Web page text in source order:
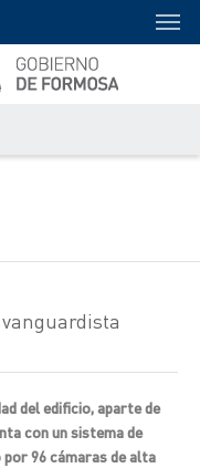
del edificio, aparte de
con un sistema de
96 cámaras de alta